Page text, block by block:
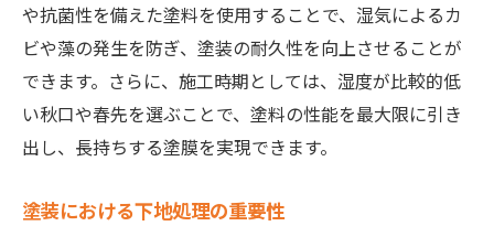
や抗菌性を備えた塗料を使用することで、湿気によるカ
ビや藻の発生を防ぎ、塗装の耐久性を向上させることが
できます。さらに、施工時期としては、湿度が比較的低
い秋口や春先を選ぶことで、塗料の性能を最大限に引き
出し、長持ちする塗膜を実現できます。
塗装における下地処理の重要性